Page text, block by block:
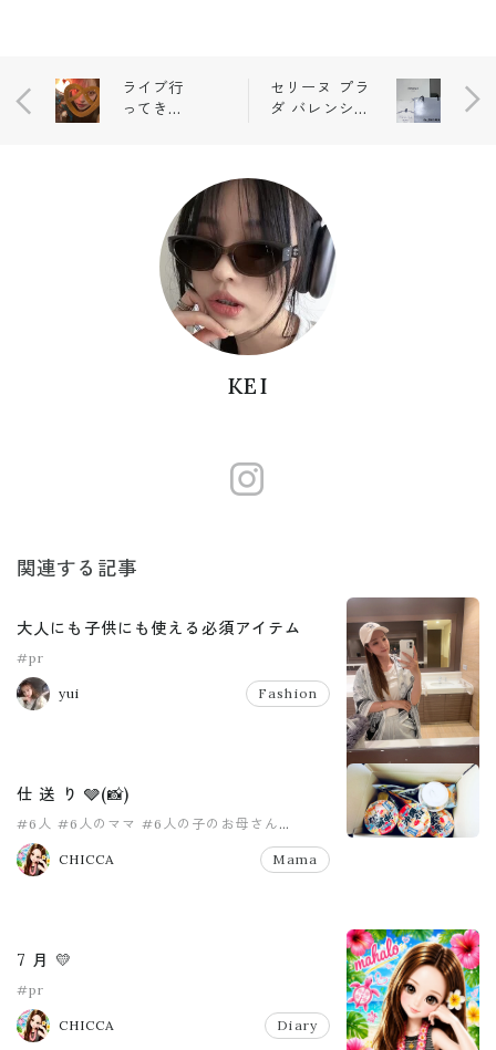
ライブ行
ってきた
セリーヌ プラ
ダ バレンシア
KEI
関連する記事
大人にも子供にも使える必須アイテム
#pr
yui Fashion
仕 送 り 🩶(📸)
#6人 #6人のママ #6人の子のお母さん
#8人家族
CHICCA
Mama
7 月 💛
#pr
CHICCA Diary